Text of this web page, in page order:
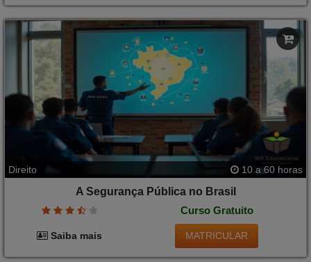
Direito 10 a 60 horas
A Segurança Pública no Brasil
Curso Gratuito
Saiba mais MATRICULAR